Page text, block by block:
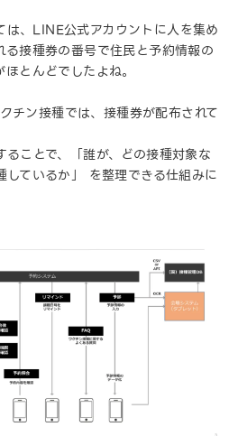
は、LINE公式アカウントに人を集め
る接種券の番号で住民と予約情報の
とんどでしたよね。
チン接種では、接種券が配布されて
ことで、「誰が、どの接種対象な
しているか」 を整理できる仕組みに